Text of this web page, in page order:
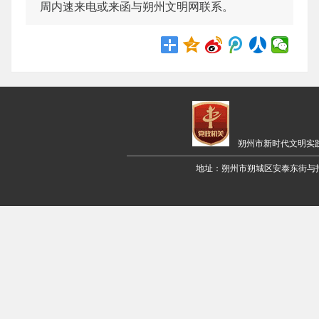
周内速来电或来函与朔州文明网联系。
朔州市新时代文明
地址：朔州市朔城区安泰东街与